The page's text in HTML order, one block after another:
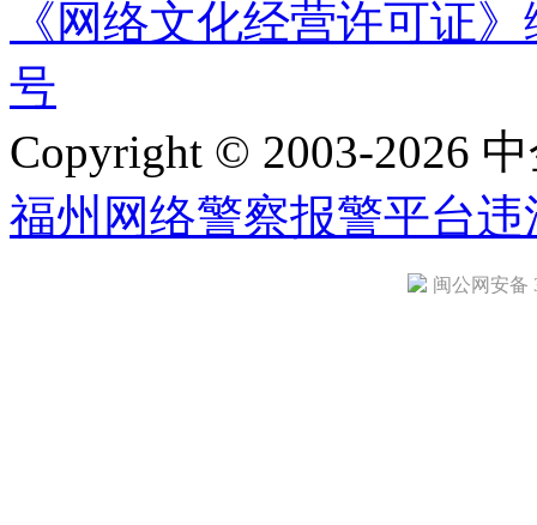
《网络文化经营许可证
号
Copyright © 2003-2026
福州网络警察报警平台违
闽公网安备